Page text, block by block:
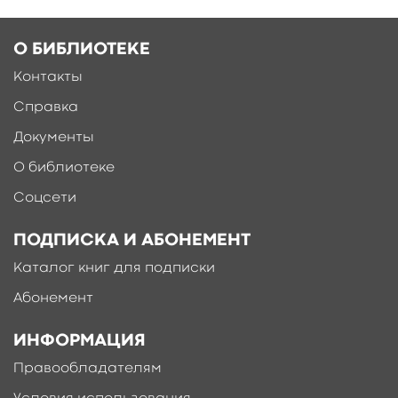
О БИБЛИОТЕКЕ
Контакты
Справка
Документы
О библиотеке
Соцсети
ПОДПИСКА И АБОНЕМЕНТ
Каталог книг для подписки
Абонемент
ИНФОРМАЦИЯ
Правообладателям